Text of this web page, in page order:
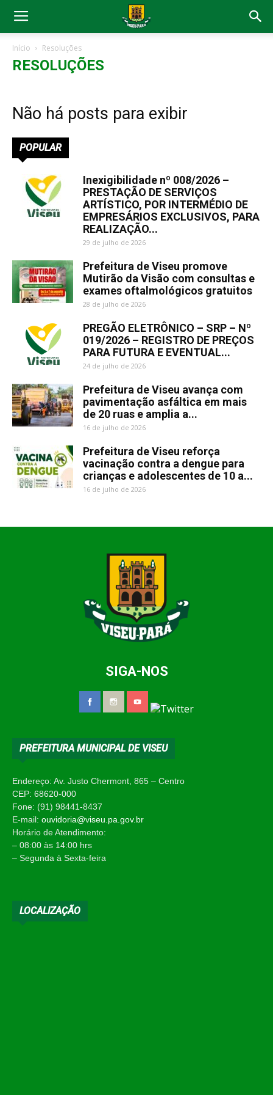
Início Resoluções
RESOLUÇÕES
Não há posts para exibir
POPULAR
Inexigibilidade nº 008/2026 –
PRESTAÇÃO DE SERVIÇOS
ARTÍSTICO, POR INTERMÉDIO DE
EMPRESÁRIOS EXCLUSIVOS, PARA
REALIZAÇÃO...
29 de julho de 2026
Prefeitura de Viseu promove
Mutirão da Visão com consultas e
exames oftalmológicos gratuitos
28 de julho de 2026
PREGÃO ELETRÔNICO – SRP – Nº
019/2026 – REGISTRO DE PREÇOS
PARA FUTURA E EVENTUAL...
24 de julho de 2026
Prefeitura de Viseu avança com
pavimentação asfáltica em mais
de 20 ruas e amplia a...
16 de julho de 2026
Prefeitura de Viseu reforça
vacinação contra a dengue para
crianças e adolescentes de 10 a...
16 de julho de 2026
SIGA-NOS
PREFEITURA MUNICIPAL DE VISEU
Endereço: Av. Justo Chermont, 865 – Centro
CEP: 68620-000
Fone: (91) 98441-8437
E-mail: ouvidoria@viseu.pa.gov.br
Horário de Atendimento:
– 08:00 às 14:00 hrs
– Segunda à Sexta-feira
LOCALIZAÇÃO